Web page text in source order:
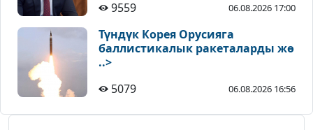
9559 06.08.2026 17:00
Түндүк Корея Орусияга
баллистикалык ракеталарды жө
..>
5079
06.08.2026 16:56